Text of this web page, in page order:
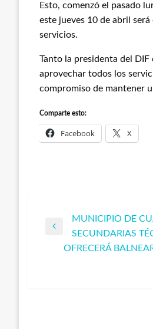
Esto, comenzó el pasado
este jueves 10 de abril
servicios.
Tanto la presidenta del
aprovechar todos los
compromiso de mantener
Comparte esto:
Facebook X
Entrada
anterior
MUNICIPIO DE
SECUNDARIAS
OFRECERÁ